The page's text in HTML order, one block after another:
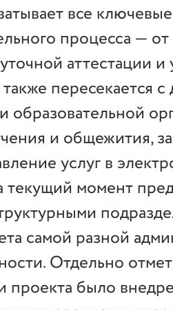
все
процесса —
аттестации и
также пересекается
образовательной
и общежития,
услуг в
текущий момент
самой разной
Отдельно
проекта было